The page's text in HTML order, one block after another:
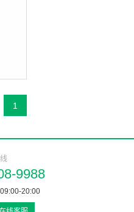
1
9988
20:00